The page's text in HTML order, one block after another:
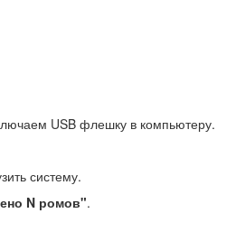
USB флешку в компьютеру.
систему.
N ромов".